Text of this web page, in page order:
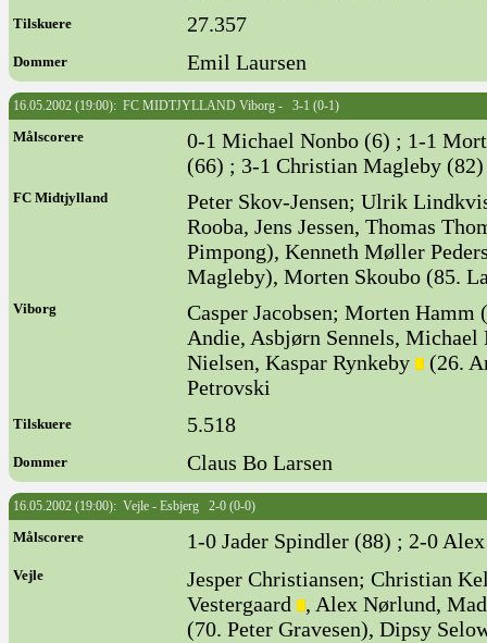
Tilskuere 27.357
Dommer Emil Laursen
16.05.2002 (19:00): FC MIDTJYLLAND Viborg - 3-1 (0-1)
Målscorere
0-1 Michael Nonbo (6) ; 1-1
(66) ; 3-1 Christian Magleby (82)
FC Midtjylland
Peter Skov-Jensen; Ulrik
Rooba, Jens Jessen, Thomas
Pimpong), Kenneth Møller
Magleby), Morten Skoubo (85.
Viborg
Casper Jacobsen; Morten
Andie, Asbjørn Sennels, Michael
Nielsen, Kaspar Rynkeby
(26.
Petrovski
Tilskuere 5.518
Dommer Claus Bo Larsen
16.05.2002 (19:00): Vejle - Esbjerg 2-0 (0-0)
Målscorere 1-0 Jader Spindler (88) ; 2-0
Vejle
Jesper Christiansen; Christian
Vestergaard
, Alex Nørlund,
(70. Peter Gravesen), Dipsy